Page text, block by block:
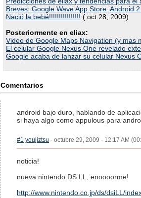
Breves: Google Wave App Store. Android
Nació la bebé!!!!!!!!!!!!!!!! ( oct 28, 2009)
Posteriormente en eliax:
Video de Google Maps Navigation (y mas
El celular Google Nexus One revelado
Google acaba de lanzar su celular Nexus
Comentarios
android bajo duro, hablando de
si haya algo como appulous para
#1 youjiztsu - octubre 29, 2009 - 12:17 AM
noticia!
nueva nintendo DS LL, enoooorme!
http://www.nintendo.co.jp/ds/dsiLL/